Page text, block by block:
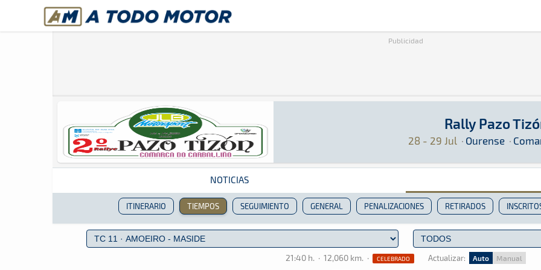
A Todo Motor· Revista del motor desde 1999
Revista del motor desde 1999
Publicidad
Rally Pazo
28 - 29 Jul · Ourense ·
Rally · Rally Pazo Tizón 2023 · Comarca
NOTICIAS
ITINERARIO TIEMPOS SEGUIMIENTO GENERAL PENALIZACIONES RETIRADOS
21:40 h. · 12,060 km. · CELEBRADO Actualizar: Auto Manual